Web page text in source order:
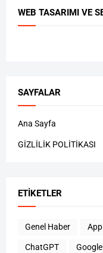
WEB TASARIMI VE
SAYFALAR
Ana Sayfa
GİZLİLİK POLİTİKASI
ETIKETLER
Genel Haber
ChatGPT Google